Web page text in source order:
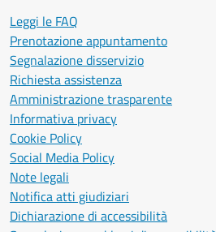
Leggi le FAQ
Prenotazione appuntamento
Segnalazione disservizio
Richiesta assistenza
Amministrazione trasparente
Informativa privacy
Cookie Policy
Social Media Policy
Note legali
Notifica atti giudiziari
Dichiarazione di accessibilità